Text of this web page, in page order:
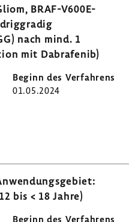
BRAF-​V600E-
nach mind. 1
mit Dabra­fenib)
01.05.2024
bis < 18 Jahre)